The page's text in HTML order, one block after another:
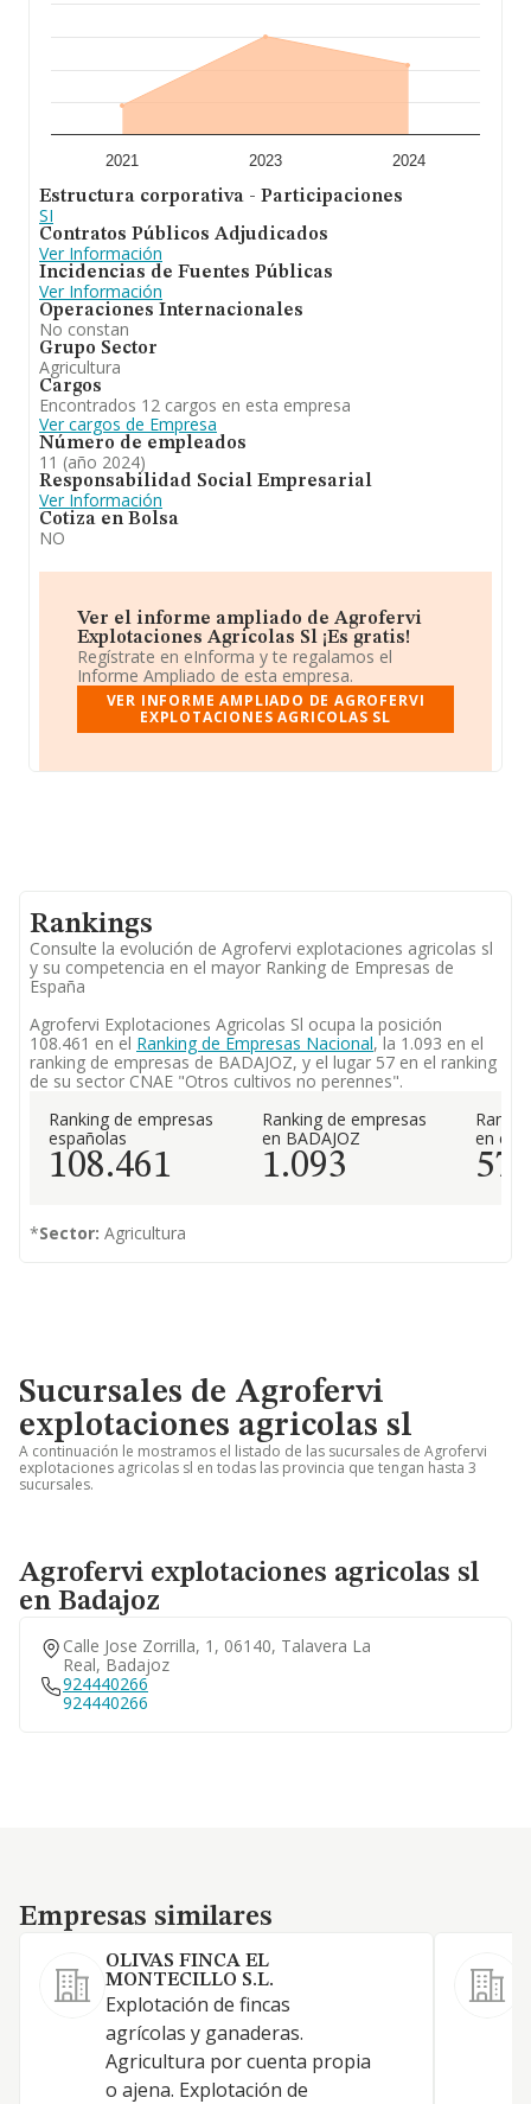
se emplea en cultivo de cereales, garbanzos, tomate,
maíz, olivo, almendros y nogal. Ha experimentado un
retroceso en el ranking de su sector (Otros cultivos no
perennes). En cuanto a la posición en el ranking
nacional, la empresa ha perdido posiciones frente al
2023.
2021 2023 2024
Estructura corporativa - Participaciones
SI
Contratos Públicos Adjudicados
Ver Información
Incidencias de Fuentes Públicas
Ver Información
Operaciones Internacionales
No constan
Grupo Sector
Agricultura
Cargos
Encontrados 12 cargos en esta empresa
Ver cargos de Empresa
Número de empleados
11 (año 2024)
Responsabilidad Social Empresarial
Ver Información
Cotiza en Bolsa
NO
Ver el informe ampliado de Agrofervi
Explotaciones Agricolas Sl ¡Es gratis!
Regístrate en eInforma y te regalamos el
Informe Ampliado de esta empresa.
VER INFORME AMPLIADO DE AGROFERVI
EXPLOTACIONES AGRICOLAS SL
Rankings
Consulte la evolución de Agrofervi explotaciones agricolas sl
y su competencia en el mayor Ranking de Empresas de
España
Agrofervi Explotaciones Agricolas Sl ocupa la posición
108.461 en el Ranking de Empresas Nacional, la 1.093 en el
ranking de empresas de BADAJOZ, y el lugar 57 en el ranking
de su sector CNAE "Otros cultivos no perennes".
Ranking de empresas
españolas
108.461
Ranking de empresas
en BADAJOZ
1.093
en el
57
*Sector: Agricultura
Sucursales de Agrofervi
explotaciones agricolas sl
A continuación le mostramos el listado de las sucursales de Agrofervi
explotaciones agricolas sl en todas las provincia que tengan hasta 3
sucursales.
Agrofervi explotaciones agricolas sl
en Badajoz
Calle Jose Zorrilla, 1, 06140, Talavera La
Real, Badajoz
924440266
924440266
Empresas similares
Empresas similares
OLIVAS FINCA EL
MONTECILLO S.L.
Explotación de fincas
agrícolas y ganaderas.
Agricultura por cuenta propia
o ajena. Explotación de